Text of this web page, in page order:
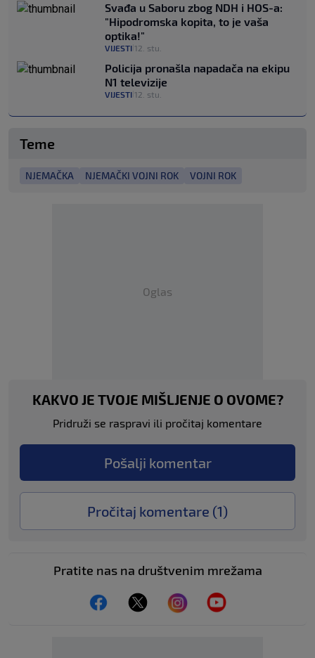
Svađa u Saboru zbog NDH i HOS-a:
"Hipodromska kopita, to je vaša
optika!"
VIJESTI 12. stu.
Policija pronašla napadača na ekipu
N1 televizije
VIJESTI 12. stu.
Teme
NJEMAČKA NJEMAČKI VOJNI ROK VOJNI ROK
Oglas
KAKVO JE TVOJE MIŠLJENJE O OVOME?
Pridruži se raspravi ili pročitaj komentare
Pošalji komentar
Pročitaj komentare (1)
Pratite nas na društvenim mrežama